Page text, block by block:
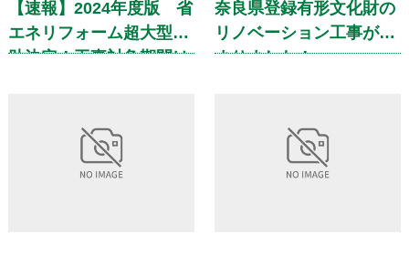
【速報】2024年度版 省
エネリフォーム超大型補
助決定！工事対象期間は
奈良県登録有形文化財の
リノベーション工事が始
まりました！